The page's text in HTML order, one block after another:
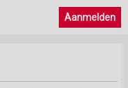
Aanmelden